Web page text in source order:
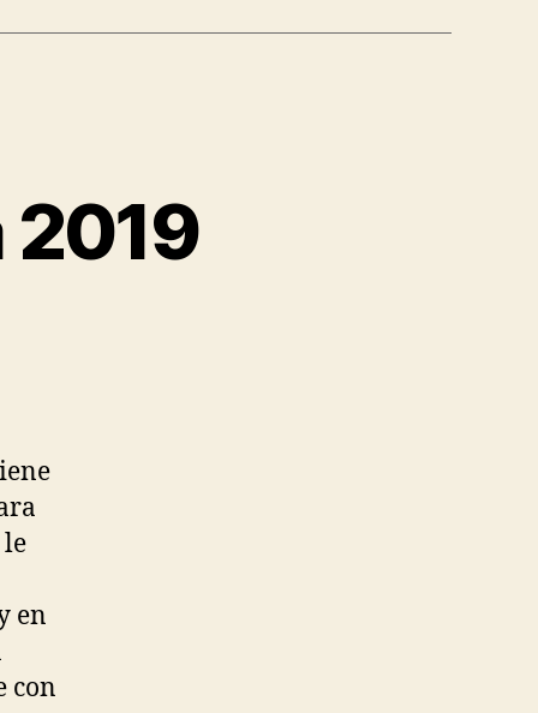
en
con